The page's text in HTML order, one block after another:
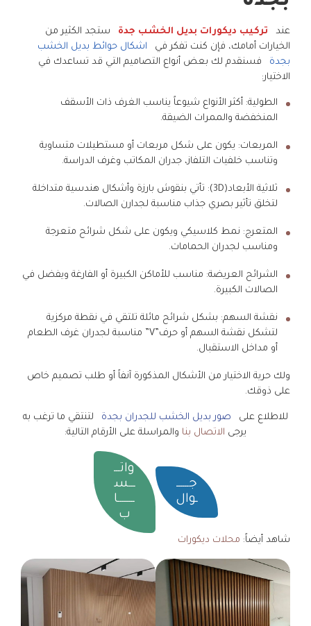
عند تركيب ديكورات بديل الخشب جدة
ستجد الكثير من
الخيارات أمامك، فإن كنت تفكر في
اشكال حوائط بديل الخشب
بجدة
فسنقدم لك بعض أنواع التصاميم التي قد تساعدك في
الاختيار:
الطولية: أكثر الأنواع شيوعاً يناسب الغرف ذات الأسقف
المنخفضة والممرات الضيقة.
المربعات: يكون على شكل مربعات أو مستطيلات متساوية
وتناسب خلفيات التلفاز، جدران المكاتب وغرف الدراسة.
ثلاثية الأبعاد(3D): تأتي بنقوش بارزة وأشكال هندسية متداخلة
لتخلق تأثير بصري جذاب مناسبة لجدارن الصالات.
المتعرج: نمط كلاسيكي ويكون على شكل شرائح متعرجة
ومناسب لجدران الحمامات.
الشرائح العريضة: مناسب للأماكن الكبيرة أو الفارغة ويفضل في
الصالات الكبيرة.
نقشة السهم: بشكل شرائح مائلة تلتقي في نقطة مركزية
لتشكل نقشة السهم أو حرف”V” مناسبة لجدران غرف الطعام
أو مداخل الاستقبال.
ولك حرية الاختيار من الأشكال المذكورة آنفاً أو طلب تصميم خاص
على ذوقك.
للاطلاع على صور بديل الخشب للجدران بجدة
لتنتقي ما ترغب به
يرجى الاتصال بنا والمراسلة على الأرقام التالية:
جــــــ
ـوال
واتـــ
ـــس
ــــــــا
ب
شاهد أيضاً: محلات ديكورات